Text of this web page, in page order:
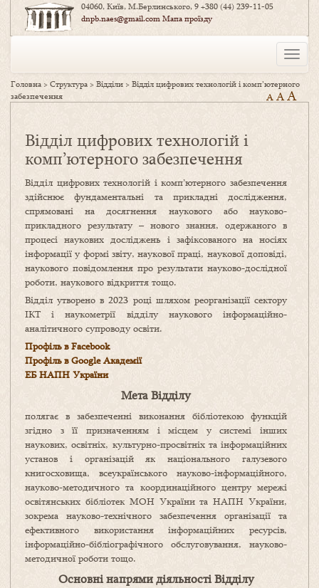
04060, Київ, М.Берлинського, 9+380 (44) 239-11-05
dnpb.naes@gmail.comМапа проїзду
Toggle
Головна >Структура >Відділи >Відділ цифрових технологій і комп’ютерного
забезпечення
A AA
Відділ цифрових технологій і
комп’ютерного забезпечення
Відділ цифрових технологій і комп’ютерного забезпечення
здійснює фундаментальні та прикладні дослідження,
спрямовані на досягнення наукового або науково-
прикладного результату – нового знання, одержаного в
процесі наукових досліджень і зафіксованого на носіях
інформації у формі звіту, наукової праці, наукової доповіді,
наукового повідомлення про результати науково-дослідної
роботи, наукового відкриття тощо.
Відділ утворено в 2023 році шляхом реорганізації сектору
ІКТ і наукометрії відділу наукового інформаційно-
аналітичного супроводу освіти.
Профіль в Facebook
Профіль в Google Академії
ЕБ НАПН України
Мета Відділу
полягає в забезпеченні виконання бібліотекою функцій
згідно з її призначенням і місцем у системі інших
наукових, освітніх, культурно-просвітніх та інформаційних
установ і організацій як національного галузевого
книгосховища, всеукраїнського науково-інформаційного,
науково-методичного та координаційного центру мережі
освітянських бібліотек МОН України та НАПН України,
зокрема науково-технічного забезпечення організації та
ефективного використання інформаційних ресурсів,
інформаційно-бібліографічного обслуговування, науково-
методичної роботи тощо.
Основні напрями діяльностіВідділу